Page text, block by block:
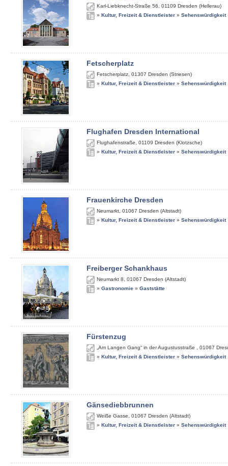
Karl-Liebknecht-Straße 56 01109 Dresden (Hellerau)
» Kultur, Freizeit & Dienstleister » Sehenswürdigkeit
Fetscherplatz
Fetscherplatz 01307 Dresden (Striesen)
» Kultur, Freizeit & Dienstleister » Sehenswürdigkeit
Flughafen Dresden International
Flughafenstraße 01109 Dresden (Klotzsche)
» Kultur, Freizeit & Dienstleister » Sehenswürdigkeit
Frauenkirche Dresden
Neumarkt 01067 Dresden (Altstadt)
» Kultur, Freizeit & Dienstleister » Sehenswürdigkeit
Freiberger Schankhaus
Neumarkt 8 01067 Dresden (Altstadt)
» Gastronomie » Gaststätte
Fürstenzug
„Am Langen Gang“ in der Augustusstraße 01067
» Kultur, Freizeit & Dienstleister » Sehenswürdigkeit
Gänsediebbrunnen
Weiße Gasse 01067 Dresden (Altstadt)
» Kultur, Freizeit & Dienstleister » Sehenswürdigkeit